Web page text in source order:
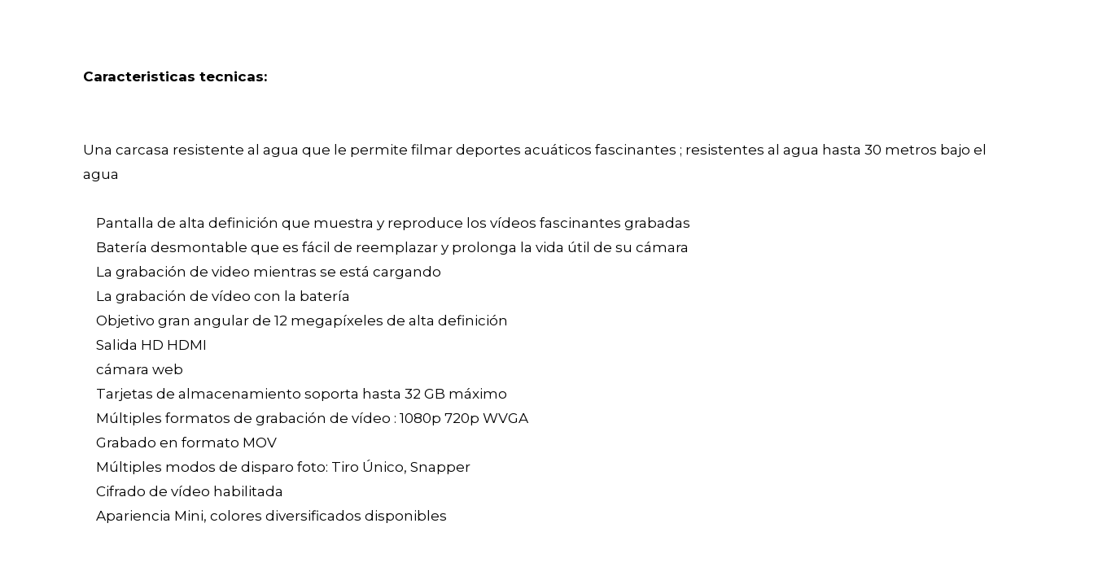
Caracteristicas tecnicas:
Una carcasa resistente al agua que le permite filmar deportes acuáticos fascinantes ; resistentes al agua hasta 30 metros bajo el
agua
Pantalla de alta definición que muestra y reproduce los vídeos fascinantes grabadas
Batería desmontable que es fácil de reemplazar y prolonga la vida útil de su cámara
La grabación de video mientras se está cargando
La grabación de vídeo con la batería
Objetivo gran angular de 12 megapíxeles de alta definición
Salida HD HDMI
cámara web
Tarjetas de almacenamiento soporta hasta 32 GB máximo
Múltiples formatos de grabación de vídeo : 1080p 720p WVGA
Grabado en formato MOV
Múltiples modos de disparo foto: Tiro Único, Snapper
Cifrado de vídeo habilitada
Apariencia Mini, colores diversificados disponibles